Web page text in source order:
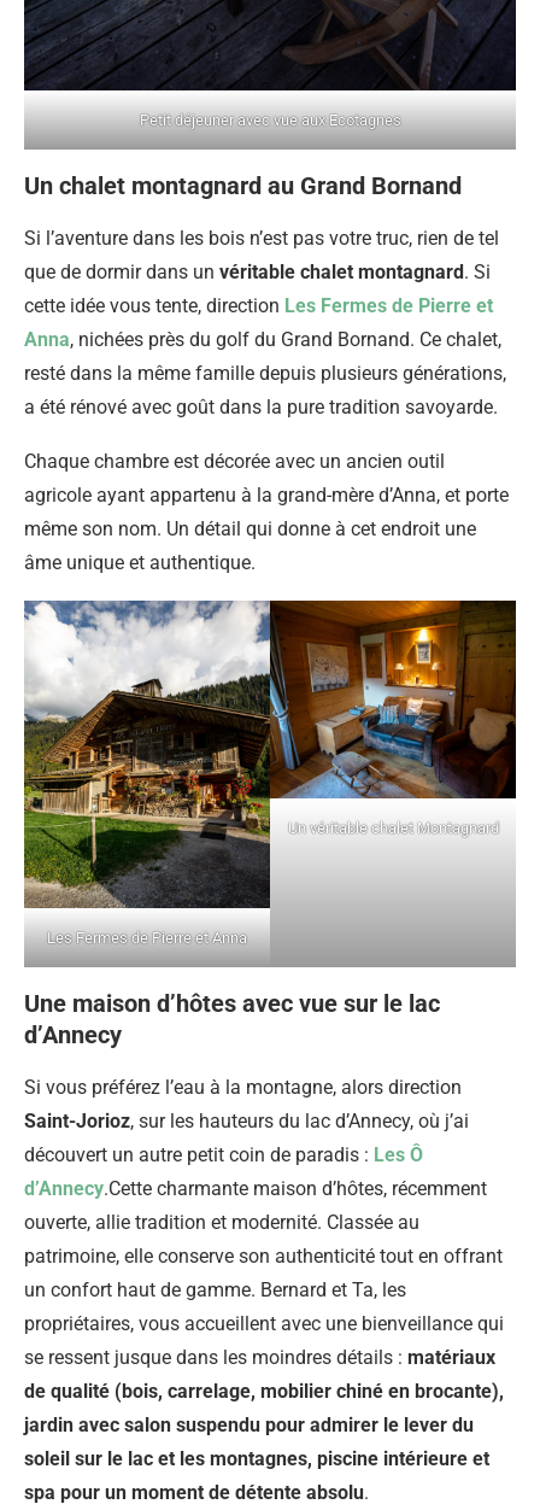
Petit déjeuner avec vue aux Ecotagnes
Un chalet montagnard au Grand Bornand
Si l’aventure dans les bois n’est pas votre truc, rien de tel
que de dormir dans un véritable chalet montagnard . Si
cette idée vous tente, direction Les Fermes de Pierre et
Anna, nichées près du golf du Grand Bornand. Ce chalet,
resté dans la même famille depuis plusieurs générations,
a été rénové avec goût dans la pure tradition savoyarde.
Chaque chambre est décorée avec un ancien outil
agricole ayant appartenu à la grand-mère d’Anna, et porte
même son nom. Un détail qui donne à cet endroit une
âme unique et authentique.
Les Fermes de Pierre et Anna
Un véritable chalet Montagnard
Une maison d’hôtes avec vue sur le lac
d’Annecy
Si vous préférez l’eau à la montagne, alors direction
Saint-Jorioz, sur les hauteurs du lac d’Annecy, où j’ai
découvert un autre petit coin de paradis : Les Ô
d’Annecy.Cette charmante maison d’hôtes, récemment
ouverte, allie tradition et modernité. Classée au
patrimoine, elle conserve son authenticité tout en offrant
un confort haut de gamme. Bernard et Ta, les
propriétaires, vous accueillent avec une bienveillance qui
se ressent jusque dans les moindres détails : matériaux
de qualité (bois, carrelage, mobilier chiné en brocante),
jardin avec salon suspendu pour admirer le lever du
soleil sur le lac et les montagnes, piscine intérieure et
spa pour un moment de détente absolu.